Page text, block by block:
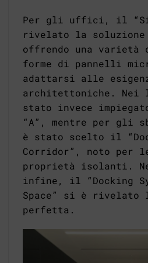
Per gli uffici, il
rivelato la soluzione
offrendo una varietà
forme di pannelli
adattarsi alle
architettoniche.
stato invece
“A”, mentre per gli
è stato scelto il
Corridor”, noto per
proprietà isolanti.
infine, il “Docking
Space” si è rivelato
perfetta.